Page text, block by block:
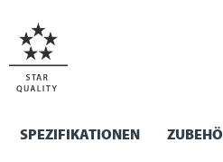
SPEZIFIKATIONEN